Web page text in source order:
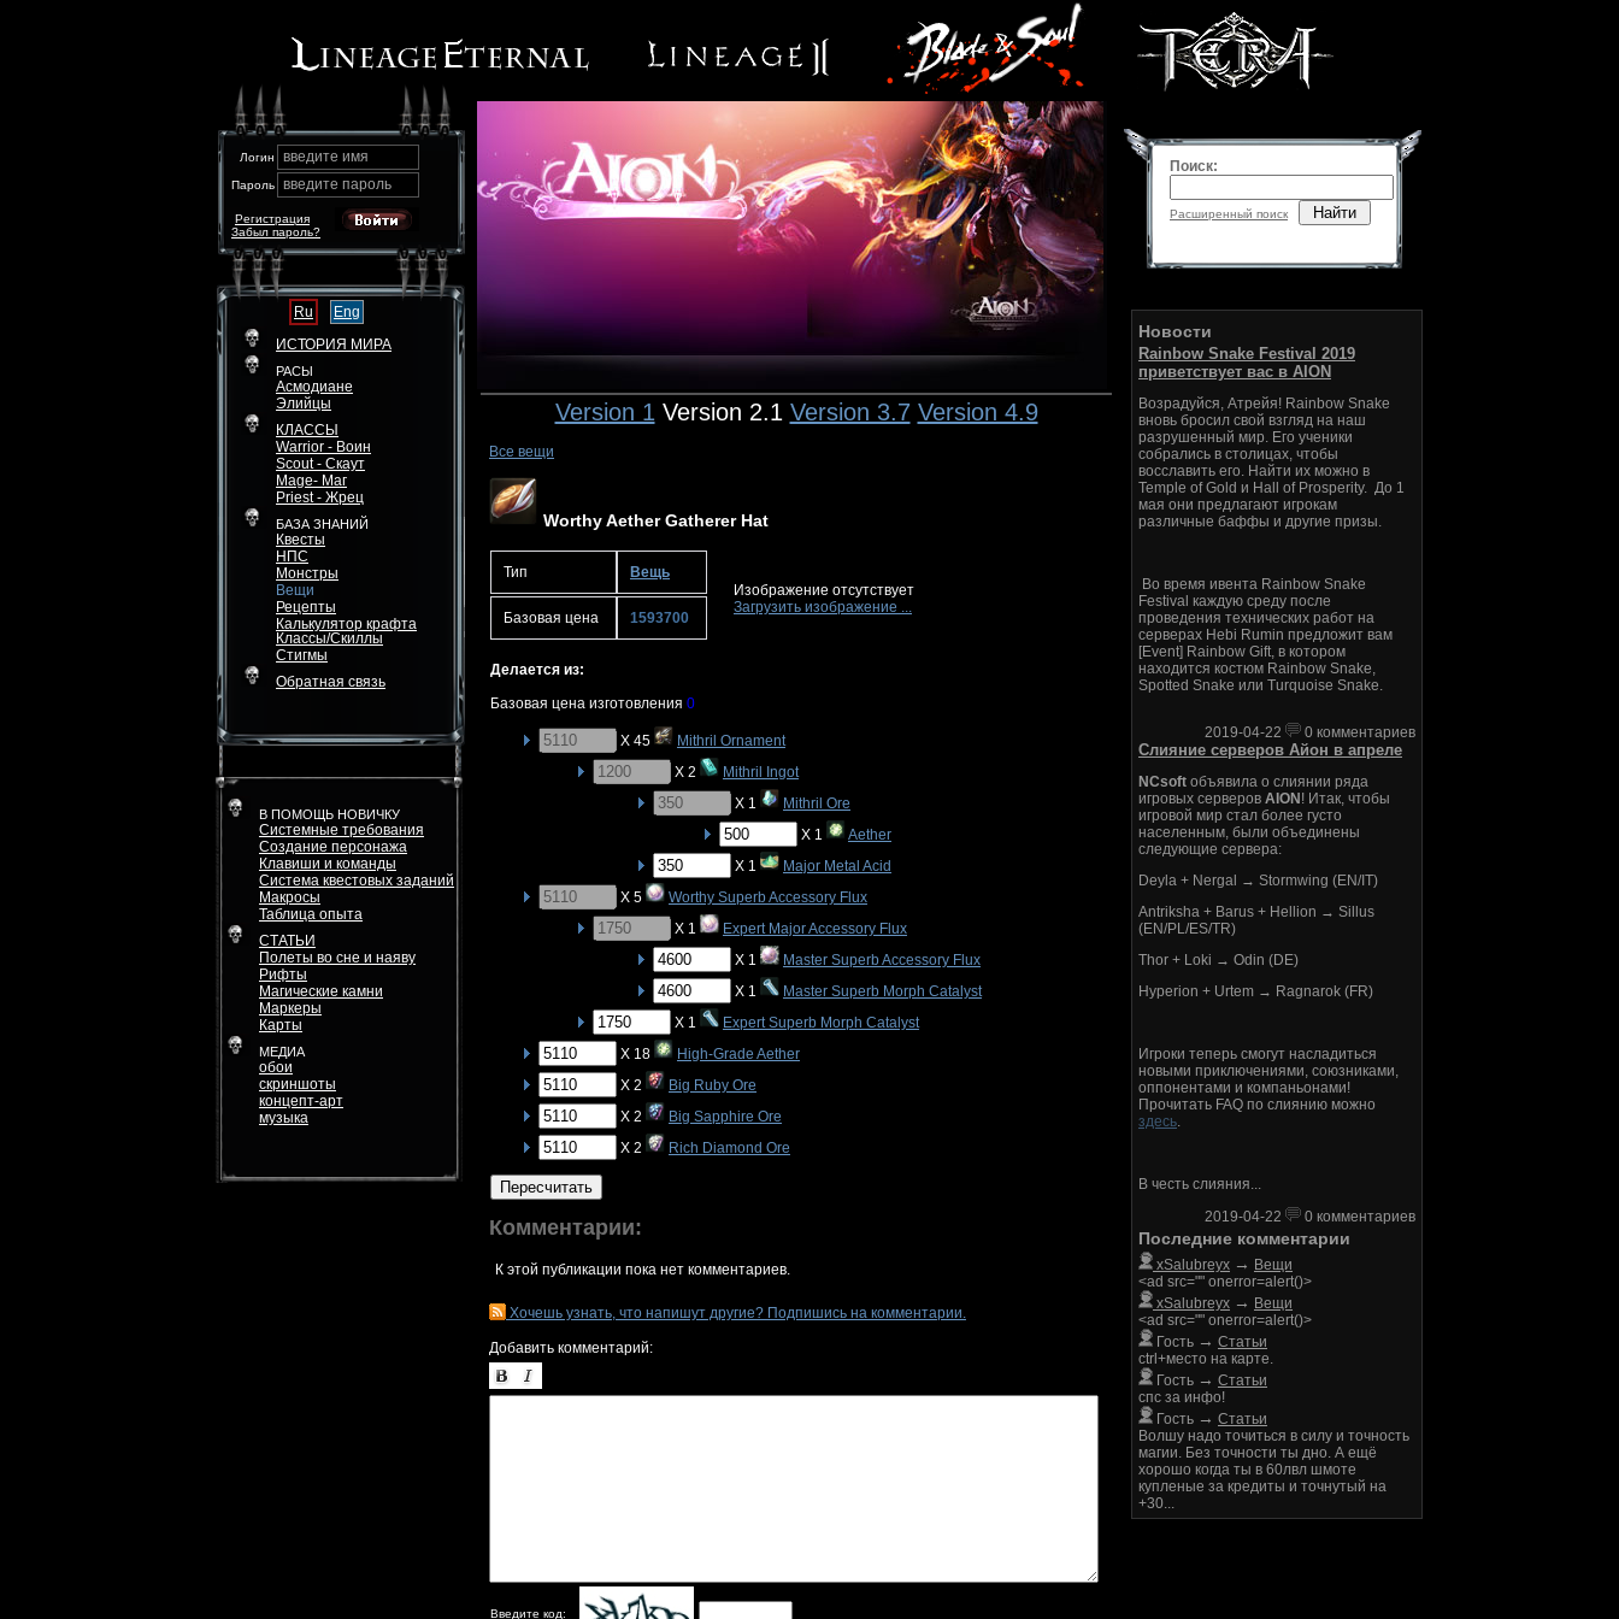
Логин введите имя
Пароль введите пароль
Забыл пароль?
Регистрация
Ru
Eng
ИСТОРИЯ МИРА
РАСЫ
Асмодиане
Элийцы
КЛАССЫ
Warrior - Воин
Scout - Скаут
Mage- Маг
Priest - Жрец
БАЗА ЗНАНИЙ
Квесты
НПС
Монстры
Вещи
Рецепты
Калькулятор крафта
Классы/Скиллы
Стигмы
Обратная связь
В ПОМОЩЬ НОВИЧКУ
Системные требования
Создание персонажа
Клавиши и команды
Система квестовых заданий
Макросы
Таблица опыта
СТАТЬИ
Полеты во сне и наяву
Рифты
Магические камни
Маркеры
Карты
МЕДИА
обои
скриншоты
концепт-арт
музыка
Version 1 Version 2.1 Version 3.7 Version 4.9
Все вещи
Worthy Aether Gatherer Hat
Тип Вещь
Базовая цена 1593700
Изображение отсутствует
Загрузить изображение ...
Делается из:
Базовая цена изготовления 0
X 45
Mithril Ornament
X 2
Mithril Ingot
X 1
Mithril Ore
X 1
Aether
X 1
Major Metal Acid
X 5
Worthy Superb Accessory Flux
X 1
Expert Major Accessory Flux
X 1
Master Superb Accessory Flux
X 1
Master Superb Morph Catalyst
X 1
Expert Superb Morph Catalyst
X 18
High-Grade Aether
X 2
Big Ruby Ore
X 2
Big Sapphire Ore
X 2
Rich Diamond Ore
Пересчитать
Комментарии:
К этой публикации пока нет комментариев.
Хочешь узнать, что напишут другие? Подпишись на комментарии.
Добавить комментарий:
Введите код:
Поиск:
Расширенный поиск Найти
Новости
Rainbow Snake Festival 2019
приветствует вас в AION
Возрадуйся, Атрейя! Rainbow Snake
вновь бросил свой взгляд на наш
разрушенный мир. Его ученики
собрались в столицах, чтобы
восславить его. Найти их можно в
Temple of Gold и Hall of Prosperity. До 1
мая они предлагают игрокам
различные баффы и другие призы.
Во время ивента Rainbow Snake
Festival каждую среду после
проведения технических работ на
серверах Hebi Rumin предложит вам
[Event] Rainbow Gift, в котором
находится костюм Rainbow Snake,
Spotted Snake или Turquoise Snake.
2019-04-22 0 комментариев
Слияние серверов Айон в апреле
NCsoft объявила о слиянии ряда
игровых серверов AION ! Итак, чтобы
игровой мир стал более густо
населенным, были объединены
следующие сервера:
Deyla + Nergal → Stormwing (EN/IT)
Antriksha + Barus + Hellion → Sillus
(EN/PL/ES/TR)
Thor + Loki → Odin (DE)
Hyperion + Urtem → Ragnarok (FR)
Игроки теперь смогут насладиться
новыми приключениями, союзниками,
оппонентами и компаньонами!
Прочитать FAQ по слиянию можно
здесь.
В честь слияния...
2019-04-22
0 комментариев
Последние комментарии
xSalubreyx → Вещи
<ad src="" onerror=alert()>
xSalubreyx → Вещи
<ad src="" onerror=alert()>
Гость → Статьи
ctrl+место на карте.
Гость → Статьи
спс за инфо!
Гость → Статьи
Волшу надо точиться в силу и точность
магии. Без точности ты дно. А ещё
хорошо когда ты в 60лвл шмоте
купленые за кредиты и точнутый на
+30...